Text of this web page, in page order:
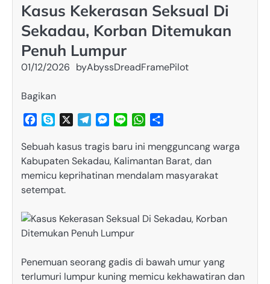
Kasus Kekerasan Seksual Di
Sekadau, Korban Ditemukan
Penuh Lumpur
01/12/2026 byAbyssDreadFramePilot
Bagikan
Facebook
Skype TelegramMessenger
Line WhatsApp
Sebuah kasus tragis baru ini mengguncang warga
Kabupaten Sekadau, Kalimantan Barat, dan
memicu keprihatinan mendalam masyarakat
setempat.
Penemuan seorang gadis di bawah umur yang
terlumuri lumpur kuning memicu kekhawatiran dan